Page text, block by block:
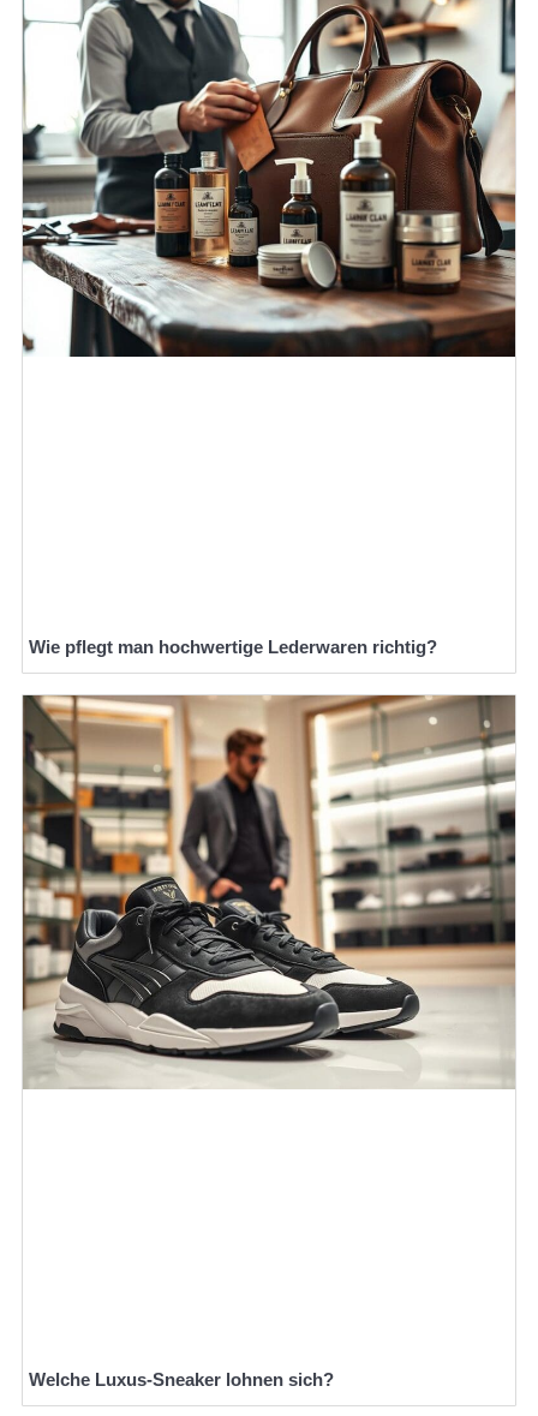
Wie pflegt man hochwertige Lederwaren richtig?
Welche Luxus-Sneaker lohnen sich?